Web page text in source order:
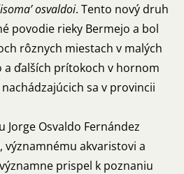
osvaldoi. Tento nový druh
povodie rieky Bermejo a bol
rôznych miestach v malých
a ďalších prítokoch v hornom
sa v provincii
Osvaldo Fernández
významnému akvaristovi a
prispel k poznaniu